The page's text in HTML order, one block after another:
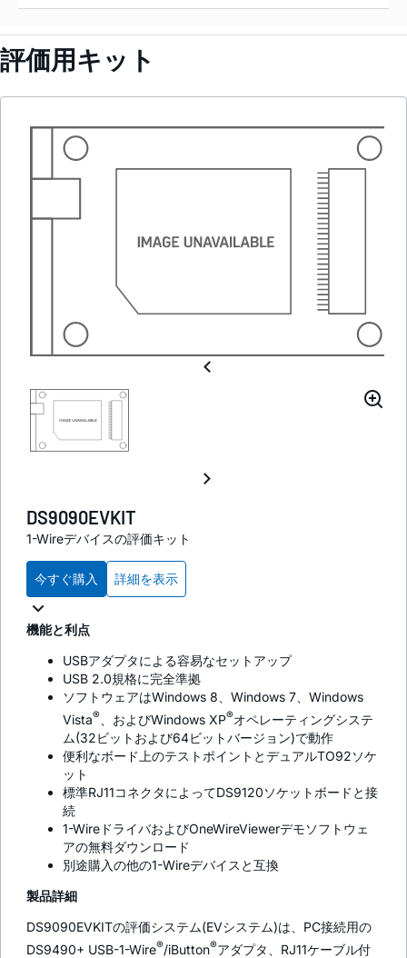
評価用キット
DS9090EVKIT
1-Wireデバイスの評価キット
今すぐ購入 詳細を表示
機能と利点
USBアダプタによる容易なセットアップ
USB 2.0規格に完全準拠
ソフトウェアはWindows 8、Windows 7、Windows
Vista® 、およびWindows XP®オペレーティングシステ
ム(32ビットおよび64ビットバージョン)で動作
便利なボード上のテストポイントとデュアルTO92ソケ
ット
標準RJ11コネクタによってDS9120ソケットボードと接
続
1-WireドライバおよびOneWireViewerデモソフトウェ
アの無料ダウンロード
別途購入の他の1-Wireデバイスと互換
製品詳細
DS9090EVKITの評価システム(EVシステム)は、PC接続用の
DS9490+ USB-1-Wire®/iButton®アダプタ、RJ11ケーブル付